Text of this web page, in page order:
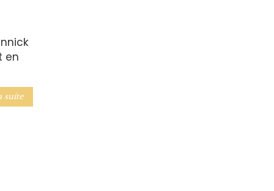
en
suite